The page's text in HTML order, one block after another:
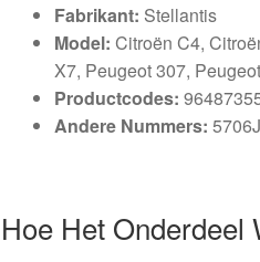
Fabrikant: Stellantis
Model: Citroën C4,
X7, Peugeot 307,
Productcodes:
Andere Nummers:
Hoe Het Onderdeel